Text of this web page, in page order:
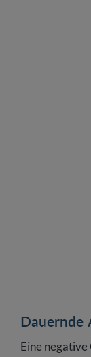
Dauernde
Eine